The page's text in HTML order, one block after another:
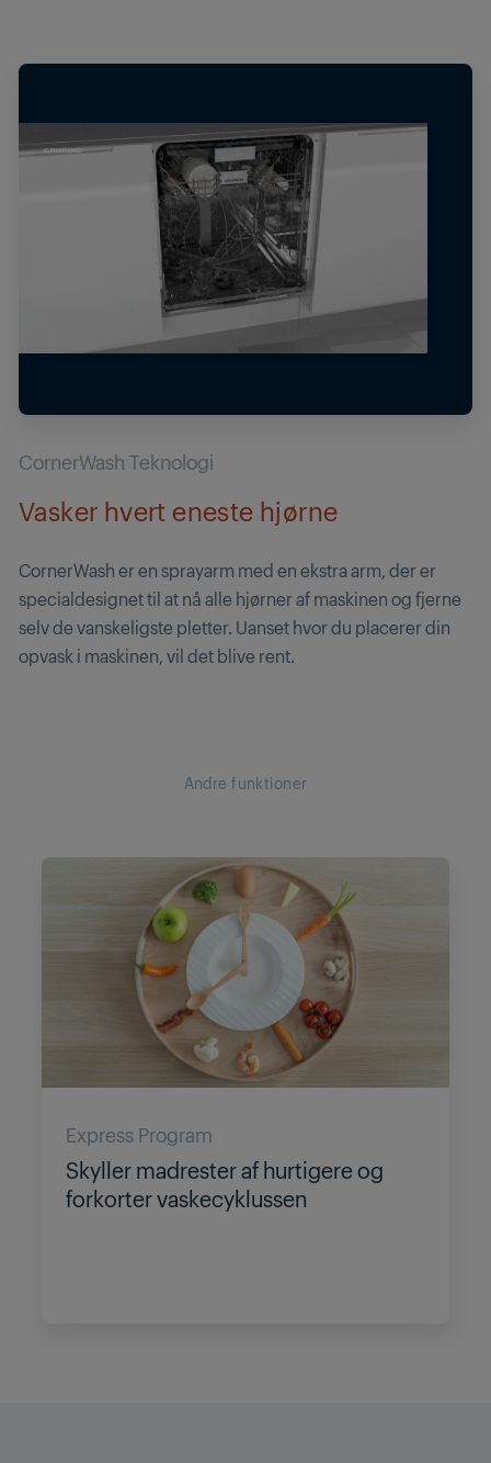
CornerWash Teknologi
Vasker hvert eneste hjørne
CornerWash er en sprayarm med en ekstra arm, der er
specialdesignet til at nå alle hjørner af maskinen og fjerne
selv de vanskeligste pletter. Uanset hvor du placerer din
opvask i maskinen, vil det blive rent.
Andre funktioner
Express Program
Skyller madrester af hurtigere og
forkorter vaskecyklussen